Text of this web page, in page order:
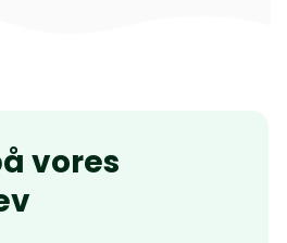
vores